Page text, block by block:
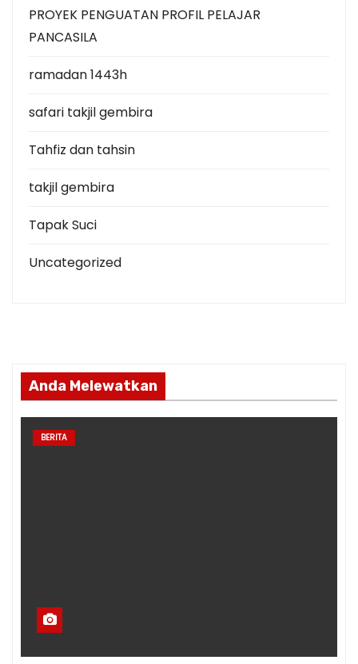
PROYEK PENGUATAN PROFIL PELAJAR
PANCASILA
ramadan 1443h
safari takjil gembira
Tahfiz dan tahsin
takjil gembira
Tapak Suci
Uncategorized
Anda Melewatkan
BERITA